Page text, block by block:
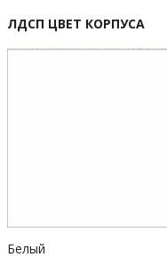
ЛДСП ЦВЕТ КОРПУСА
Белый